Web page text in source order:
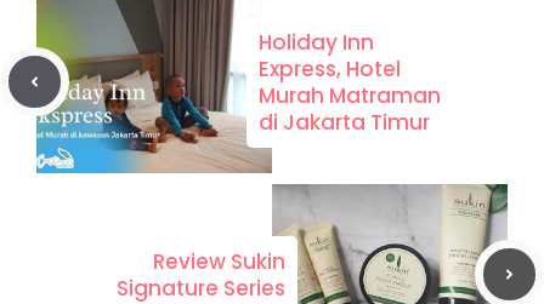
Holiday Inn
Express, Hotel
Murah Matraman
di Jakarta Timur
Review Sukin
Signature Series